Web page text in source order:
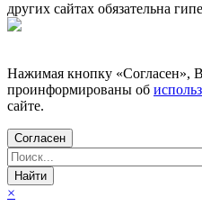
других сайтах обязательна
Нажимая кнопку «Согласен»,
проинформированы об
сайте.
Согласен
×